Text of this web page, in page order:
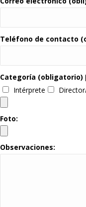
Teléfono de contacto
Categoría (obligatorio)
Intérprete
Foto:
Observaciones: